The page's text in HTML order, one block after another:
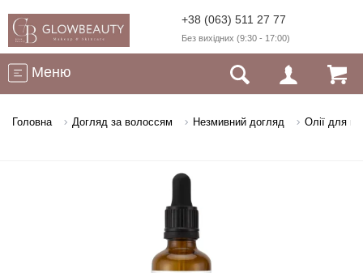
+38 (063) 511 27 77
Без вихідних (9:30 - 17:00)
Меню
Головна Догляд за волоссям Незмивний догляд Олії для